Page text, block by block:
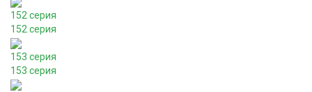
152 серия
152 серия
153 серия
153 серия